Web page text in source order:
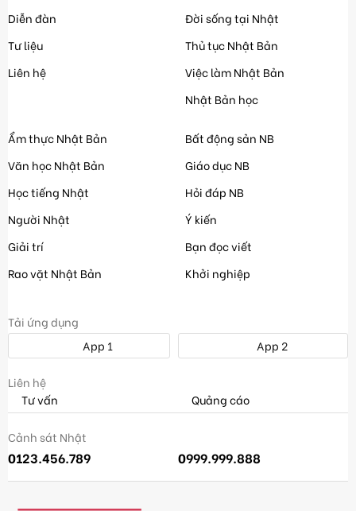
Diễn đàn
Tư liệu
Liên hệ
Đời sống tại Nhật
Thủ tục Nhật Bản
Việc làm Nhật Bản
Nhật Bản học
Ẩm thực Nhật Bản
Văn học Nhật Bản
Học tiếng Nhật
Người Nhật
Giải trí
Rao vặt Nhật Bản
Bất động sản NB
Giáo dục NB
Hỏi đáp NB
Ý kiến
Bạn đọc viết
Khởi nghiệp
Tải ứng dụng
App 1
App 2
Liên hệ
Tư vấn
Quảng cáo
Cảnh sát Nhật
0123.456.789 0999.999.888